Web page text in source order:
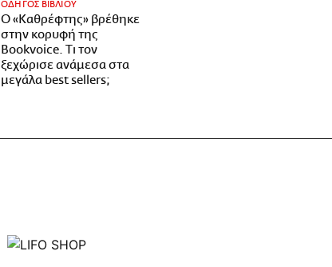
ΟΔΗΓΟΣ ΒΙΒΛΙΟΥ
Ο «Καθρέφτης» βρέθηκε
στην κορυφή της
Bookvoice. Τι τον
ξεχώρισε ανάμεσα στα
μεγάλα best sellers;